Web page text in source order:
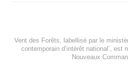
Vent des Forêts, labellisé par le
contemporain d’intérêt national’, est
Nouveaux